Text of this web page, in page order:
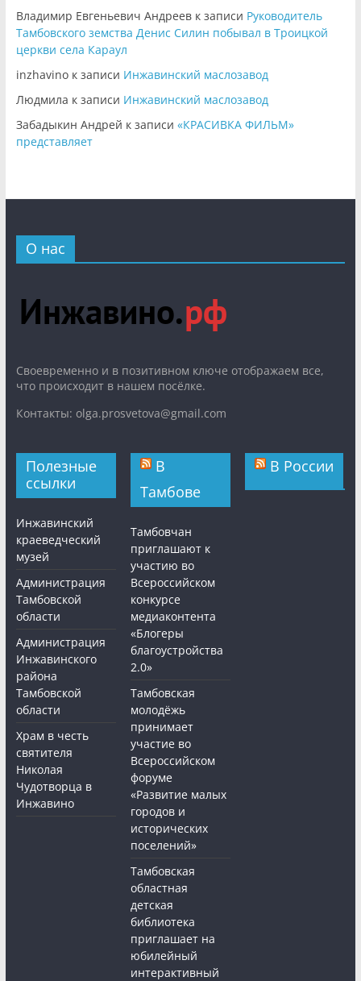
Владимир Евгеньевич Андреевк записи Руководитель
Тамбовского земства Денис Силин побывал в Троицкой
церкви села Караул
inzhavinoк записи Инжавинский маслозавод
Людмила к записи Инжавинский маслозавод
Забадыкин Андрей к записи «КРАСИВКА ФИЛЬМ»
представляет
О нас
Cвоевременно и в позитивном ключе отображаем все,
что происходит в нашем посёлке.
Контакты: olga.prosvetova@gmail.com
Полезные
ссылки
Инжавинский
краеведческий
музей
Администрация
Тамбовской
области
Администрация
Инжавинского
района
Тамбовской
области
Храм в честь
святителя
Николая
Чудотворца в
Инжавино
В
Тамбове
Тамбовчан
приглашают к
участию во
Всероссийском
конкурсе
медиаконтента
«Блогеры
благоустройства
2.0»
Тамбовская
молодёжь
принимает
участие во
Всероссийском
форуме
«Развитие малых
городов и
исторических
поселений»
Тамбовская
областная
детская
библиотека
приглашает на
юбилейный
интерактивный
В России